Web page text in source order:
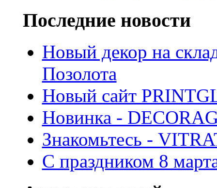
Последние новости
Новый декор на
Позолота
Новый сайт
Новинка -
Знакомьтесь -
С праздником 8